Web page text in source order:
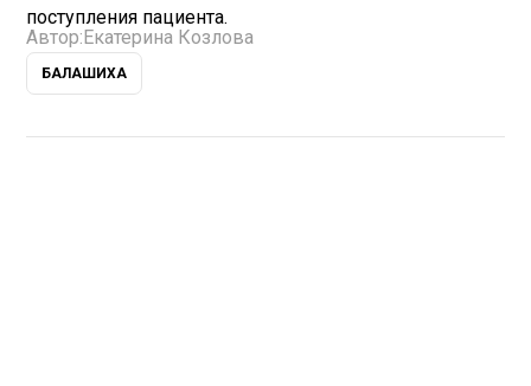
поступления пациента.
Автор:Екатерина Козлова
БАЛАШИХА